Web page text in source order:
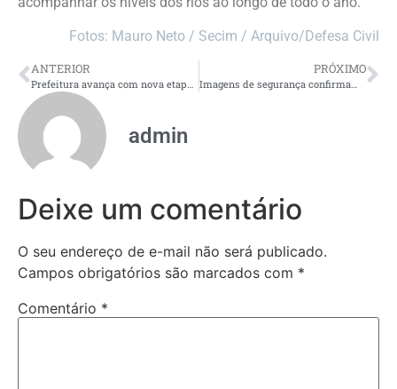
Fotos: Mauro Neto / Secim / Arquivo/Defesa Civil
ANTERIOR PRÓXIMO
Imagens de segurança confirmam que homem agrediu equipe de deputada Joana Darc com arma de fogo, na Ponta negra
admin
Deixe um comentário
O seu endereço de e-mail não será publicado.
Campos obrigatórios são marcados com *
Comentário *